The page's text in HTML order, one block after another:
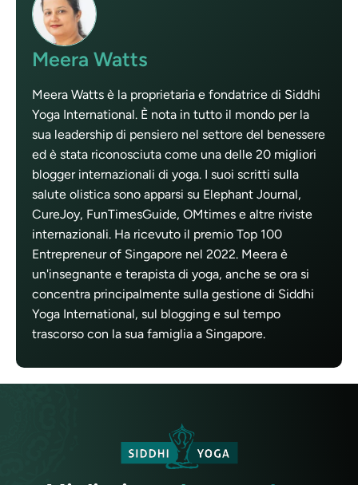
Meera Watts
Meera Watts è la proprietaria e fondatrice di Siddhi
Yoga International. È nota in tutto il mondo per la
sua leadership di pensiero nel settore del benessere
ed è stata riconosciuta come una delle 20 migliori
blogger internazionali di yoga. I suoi scritti sulla
salute olistica sono apparsi su Elephant Journal,
CureJoy, FunTimesGuide, OMtimes e altre riviste
internazionali. Ha ricevuto il premio Top 100
Entrepreneur of Singapore nel 2022. Meera è
un'insegnante e terapista di yoga, anche se ora si
concentra principalmente sulla gestione di Siddhi
Yoga International, sul blogging e sul tempo
trascorso con la sua famiglia a Singapore.